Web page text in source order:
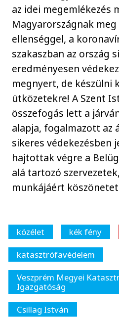
az idei megemlékezés
Magyarországnak
ellenséggel, a
szakaszban az ország
eredményesen
megnyert, de készülni
ütközetekre! A Szent
összefogás lett a
alapja, fogalmazott az
sikeres védekezésben
hajtottak végre a
alá tartozó
munkájáért
közélet kék fény
katasztrófavédelem
Veszprém Megyei
Igazgatóság
Csillag István